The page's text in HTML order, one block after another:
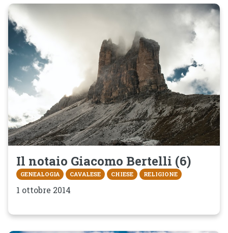
Il notaio Giacomo Bertelli (6)
GENEALOGIA CAVALESE CHIESE RELIGIONE
1 ottobre 2014